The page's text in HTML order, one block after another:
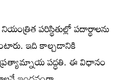
పరిస్థితుల్లో పదార్థాలను
ఇది కాల్చడానికి
పద్ధతి. ఈ విధానం